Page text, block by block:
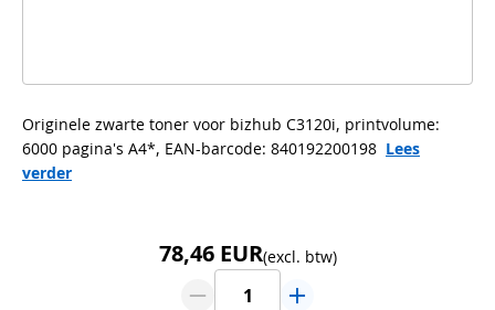
Originele zwarte toner voor bizhub C3120i, printvolume:
6000 pagina's A4*, EAN-barcode: 840192200198 Lees
verder
78,46 EUR(excl. btw)